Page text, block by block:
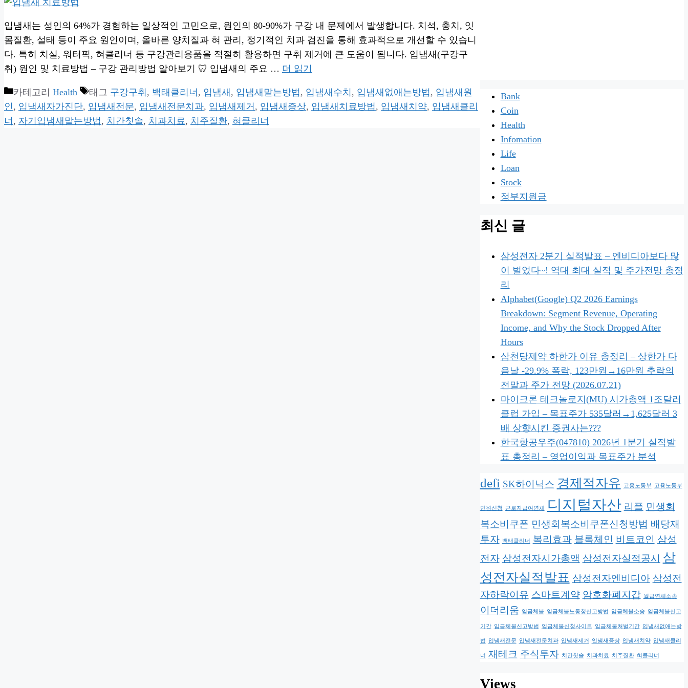
입냄새는 성인의 64%가 경험하는 일상적인 고민으로, 원인의 80-90%가 구강 내 문제에서 발생합니다. 치석, 충치, 잇
몸질환, 설태 등이 주요 원인이며, 올바른 양치질과 혀 관리, 정기적인 치과 검진을 통해 효과적으로 개선할 수 있습니
다. 특히 치실, 워터픽, 혀클리너 등 구강관리용품을 적절히 활용하면 구취 제거에 큰 도움이 됩니다. 입냄새(구강구
취) 원인 및 치료방법 – 구강 관리방법 알아보기 🦷 입냄새의 주요 … 더 읽기
카테고리 Health 태그 구강구취 , 백태클리너 , 입냄새, 입냄새맡는방법 , 입냄새수치 , 입냄새없애는방법 , 입냄새원
인 , 입냄새자가진단, 입냄새전문, 입냄새전문치과, 입냄새제거 , 입냄새증상, 입냄새치료방법 , 입냄새치약, 입냄새클리
너 , 자기입냄새맡는방법 , 치간칫솔, 치과치료 , 치주질환, 혀클리너
Bank
Coin
Health
Infomation
Life
Loan
Stock
정부지원금
최신 글
삼성전자 2분기 실적발표 – 엔비디아보다 많
이 벌었다~! 역대 최대 실적 및 주가전망 총정
리
Alphabet(Google) Q2 2026 Earnings
Breakdown: Segment Revenue, Operating
Income, and Why the Stock Dropped After
Hours
삼천당제약 하한가 이유 총정리 – 상한가 다
음날 -29.9% 폭락, 123만원→16만원 추락의
전말과 주가 전망 (2026.07.21)
마이크론 테크놀로지(MU) 시가총액 1조달러
클럽 가입 – 목표주가 535달러→1,625달러 3
배 상향시킨 증권사는???
한국항공우주(047810) 2026년 1분기 실적발
표 총정리 – 영업이익과 목표주가 분석
defi SK하이닉스 경제적자유 고용노동부 고용노동부
민원신청 근로자급여연체 디지털자산 리플 민생회
복소비쿠폰 민생회복소비쿠폰신청방법 배당재
투자 백태클리너 복리효과 블록체인 비트코인 삼성
전자 삼성전자시가총액 삼성전자실적공시 삼
성전자실적발표 삼성전자엔비디아 삼성전
자하락이유 스마트계약 암호화폐지갑 월급연체소송
이더리움 임금체불 임금체불노동청신고방법 임금체불소송 임금체불신고
기간 임금체불신고방법 임금체불신청사이트 임금체불처벌기간 입냄새없애는방
법 입냄새전문 입냄새전문치과 입냄새제거 입냄새증상 입냄새치약 입냄새클리
너 재테크 주식투자 치간칫솔 치과치료 치주질환 혀클리너
Views